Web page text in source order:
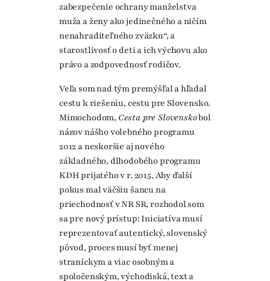
zabezpečenie ochrany manželstva
muža a ženy ako jedinečného a ničím
nenahraditeľného zväzku“, a
starostlivosť o deti a ich výchovu ako
právo a zodpovednosť rodičov.
Veľa som nad tým premýšľal a hľadal
cestu k riešeniu, cestu pre Slovensko.
Mimochodom, Cesta pre Slovenskobol
názov nášho volebného programu
2012 a neskoršie aj nového
základného, dlhodobého programu
KDH prijatého v r. 2015. Aby ďalší
pokus mal väčšiu šancu na
priechodnosť v NR SR, rozhodol som
sa pre nový prístup: Iniciatíva musí
reprezentovať autentický, slovenský
pôvod, proces musí byť menej
straníckym a viac osobným a
spoločenským, východiská, text a